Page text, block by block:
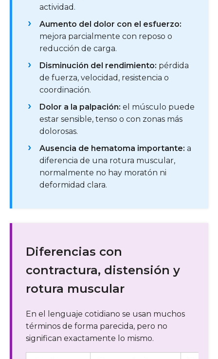
actividad.
Aumento del dolor con el esfuerzo:
mejora parcialmente con reposo o
reducción de carga.
Disminución del rendimiento: pérdida
de fuerza, velocidad, resistencia o
coordinación.
Dolor a la palpación: el músculo puede
estar sensible, tenso o con zonas más
dolorosas.
Ausencia de hematoma importante: a
diferencia de una rotura muscular,
normalmente no hay moratón ni
deformidad clara.
Diferencias con
contractura, distensión y
rotura muscular
En el lenguaje cotidiano se usan muchos
términos de forma parecida, pero no
significan exactamente lo mismo.